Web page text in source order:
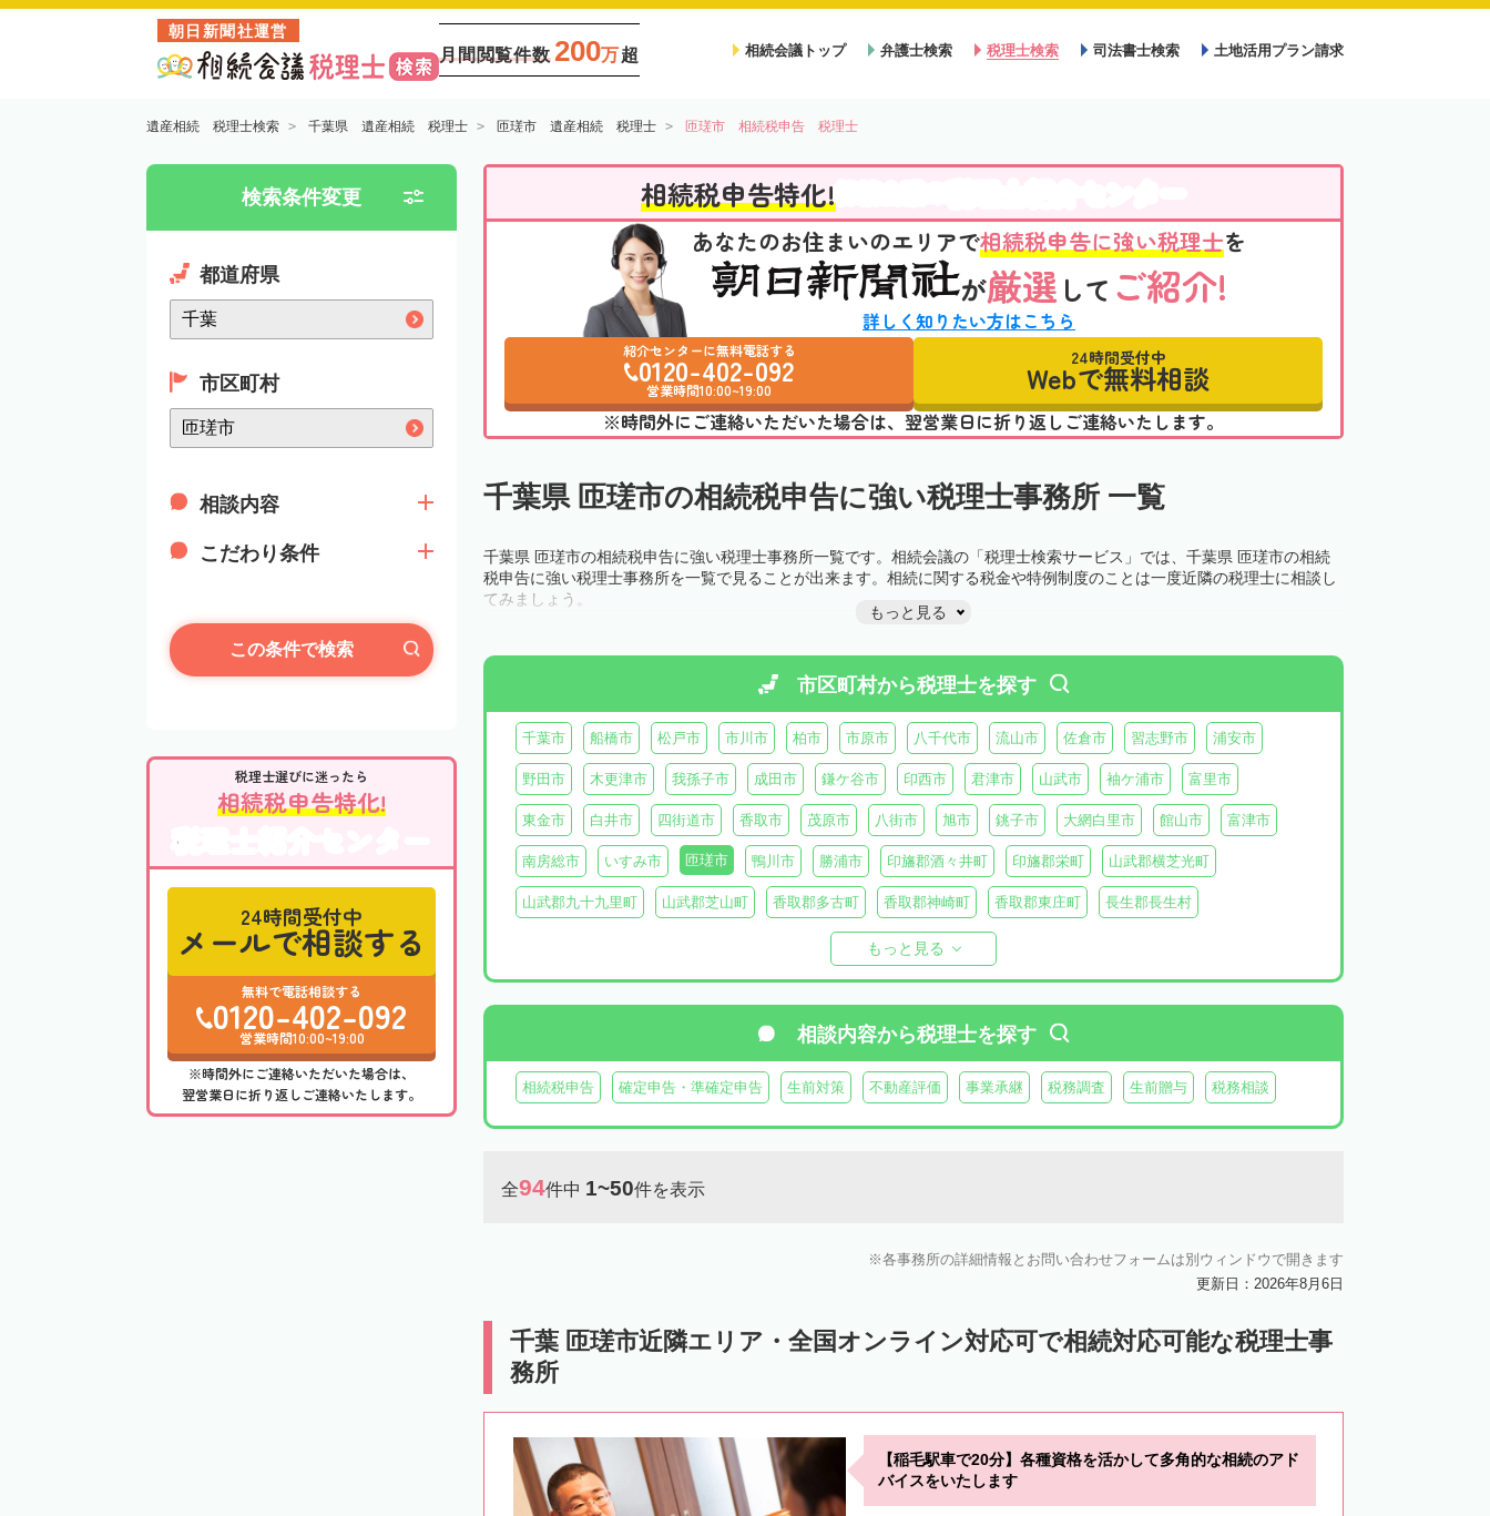
朝日新聞社運営
月間閲覧件数 200万超 相続会議トップ 弁護士検索 税理士検索 司法書士検索 土地活用プラン請求
遺産相続 税理士検索 千葉県 遺産相続 税理士 匝瑳市 遺産相続 税理士 匝瑳市 相続税申告 税理士
検索条件変更
都道府県
市区町村
相談内容
こだわり条件
この条件で検索
税理士選びに迷ったら
相続税申告特化!
税理士紹介センター
24時間受付中
メールで相談する
無料で電話相談する
0120-402-092
営業時間10:00~19:00
※時間外にご連絡いただいた場合は、
翌営業日に折り返しご連絡いたします。
相続税申告特化!
あなたのお住まいのエリアで相続税申告に強い税理士を
が厳選 して ご紹介!
詳しく知りたい方はこちら
紹介センターに無料電話する
0120-402-092
営業時間10:00~19:00
24時間受付中
Webで無料相談
※時間外にご連絡いただいた場合は、翌営業日に折り返しご連絡いたします。
千葉県 匝瑳市の相続税申告に強い税理士事務所 一覧
千葉県 匝瑳市の相続税申告に強い税理士事務所一覧です。相続会議の「税理士検索サービス」では、千葉県 匝瑳市の相続
税申告に強い税理士事務所を一覧で見ることが出来ます。相続に関する税金や特例制度のことは一度近隣の税理士に相談し
てみましょう。
もっと見る
市区町村から税理士を探す
千葉市 船橋市 松戸市 市川市 柏市 市原市 八千代市 流山市 佐倉市 習志野市 浦安市
野田市 木更津市 我孫子市 成田市 鎌ケ谷市 印西市 君津市 山武市 袖ケ浦市 富里市
東金市 白井市 四街道市 香取市 茂原市 八街市 旭市 銚子市 大網白里市 館山市 富津市
南房総市 いすみ市 匝瑳市 鴨川市 勝浦市 印旛郡酒々井町 印旛郡栄町 山武郡横芝光町
山武郡九十九里町 山武郡芝山町 香取郡多古町 香取郡神崎町 香取郡東庄町 長生郡長生村
長生郡睦沢町
安房郡鋸南町
もっと見る
相談内容から税理士を探す
相続税申告 確定申告・準確定申告 生前対策 不動産評価 事業承継 税務調査 生前贈与 税務相談
全94件中 1~50件を表示
各事務所の詳細情報とお問い合わせフォームは別ウィンドウで開きます
更新日：2026年8月6日
千葉 匝瑳市近隣エリア・全国オンライン対応可で相続対応可能な税理士事
務所
【稲毛駅車で20分】各種資格を活かして多角的な相続のアド
バイスをいたします